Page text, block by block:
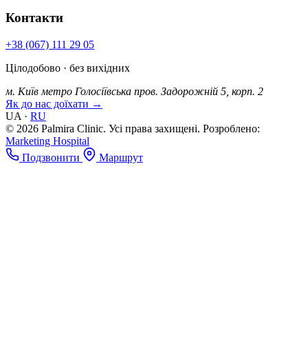
Контакти
+38 (067) 111 29 05
Цілодобово · без вихідних
м. Київ метро Голосіївська пров. Задорожній 5, корп. 2
Як до нас доїхати →
UA · RU
© 2026 Palmira Clinic. Усі права захищені. Розроблено:
Marketing Hospital
Подзвонити
Маршрут